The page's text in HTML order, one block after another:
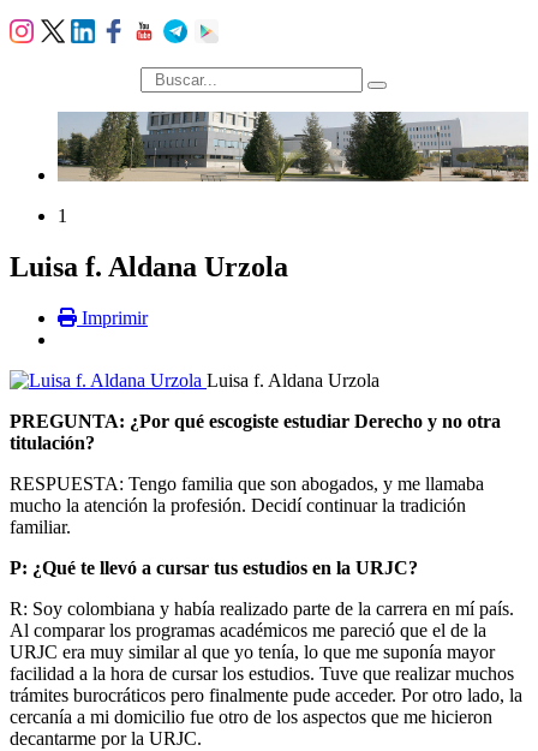
búsqueda
1
Luisa f. Aldana Urzola
Imprimir
Luisa f. Aldana Urzola
PREGUNTA: ¿Por qué escogiste estudiar Derecho y no otra
titulación?
RESPUESTA: Tengo familia que son abogados, y me llamaba
mucho la atención la profesión. Decidí continuar la tradición
familiar.
P: ¿Qué te llevó a cursar tus estudios en la URJC?
R: Soy colombiana y había realizado parte de la carrera en mí país.
Al comparar los programas académicos me pareció que el de la
URJC era muy similar al que yo tenía, lo que me suponía mayor
facilidad a la hora de cursar los estudios. Tuve que realizar muchos
trámites burocráticos pero finalmente pude acceder. Por otro lado, la
cercanía a mi domicilio fue otro de los aspectos que me hicieron
decantarme por la URJC.